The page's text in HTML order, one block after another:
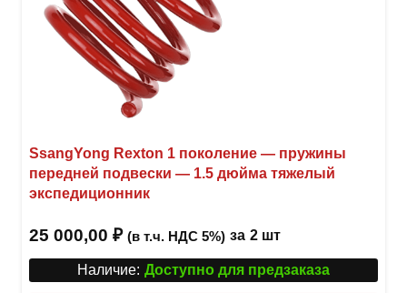
SsangYong Rexton 1 поколение — пружины
передней подвески — 1.5 дюйма тяжелый
экспедиционник
25 000,00 ₽ (в т.ч. НДС 5%) за 2 шт
Наличие: Доступно для предзаказа